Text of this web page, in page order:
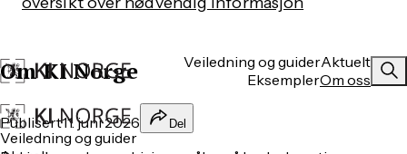
Veiledning og guiderAktuelt
EksemplerOm oss
Veiledning og guider
Om KI Norge
Publisert11. juni 2026 Del